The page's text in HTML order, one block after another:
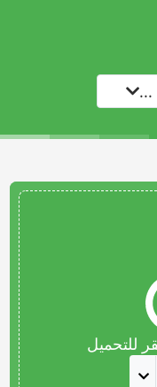
...
للتحميل